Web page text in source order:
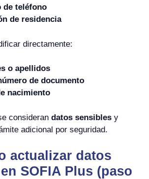
de teléfono
de residencia
directamente:
o apellidos
de documento
nacimiento
consideran datos sensibles y
adicional por seguridad.
actualizar datos
SOFIA Plus (paso